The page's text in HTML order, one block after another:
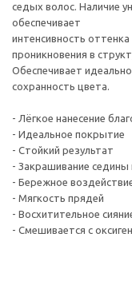
седых волос. Наличие
обеспечивает
интенсивность
проникновения в
Обеспечивает
сохранность цвета.
- Лёгкое нанесение
- Идеальное покрытие
- Стойкий результат
- Закрашивание седины
- Бережное
- Мягкость прядей
- Восхитительное
- Смешивается с